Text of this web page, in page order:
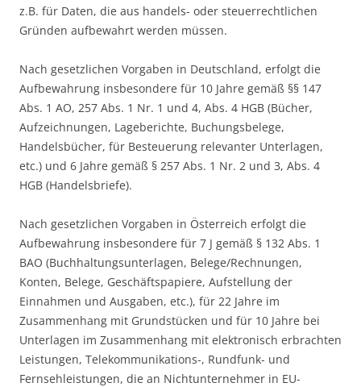
z.B. für Daten, die aus handels- oder steuerrechtlichen
Gründen aufbewahrt werden müssen.
Nach gesetzlichen Vorgaben in Deutschland, erfolgt die
Aufbewahrung insbesondere für 10 Jahre gemäß §§ 147
Abs. 1 AO, 257 Abs. 1 Nr. 1 und 4, Abs. 4 HGB (Bücher,
Aufzeichnungen, Lageberichte, Buchungsbelege,
Handelsbücher, für Besteuerung relevanter Unterlagen,
etc.) und 6 Jahre gemäß § 257 Abs. 1 Nr. 2 und 3, Abs. 4
HGB (Handelsbriefe).
Nach gesetzlichen Vorgaben in Österreich erfolgt die
Aufbewahrung insbesondere für 7 J gemäß § 132 Abs. 1
BAO (Buchhaltungsunterlagen, Belege/Rechnungen,
Konten, Belege, Geschäftspapiere, Aufstellung der
Einnahmen und Ausgaben, etc.), für 22 Jahre im
Zusammenhang mit Grundstücken und für 10 Jahre bei
Unterlagen im Zusammenhang mit elektronisch erbrachten
Leistungen, Telekommunikations-, Rundfunk- und
Fernsehleistungen, die an Nichtunternehmer in EU-